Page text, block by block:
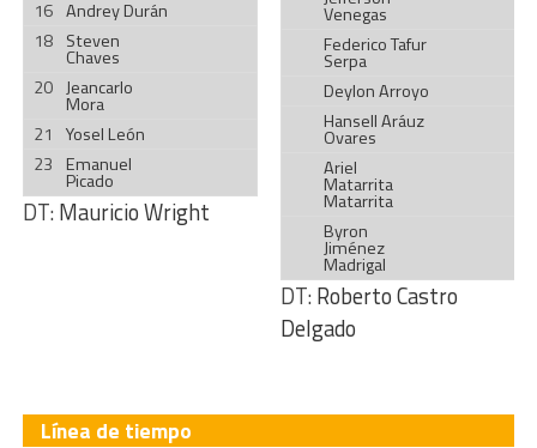
16 Andrey Durán
18 Steven
Chaves
20 Jeancarlo
Mora
21 Yosel León
23 Emanuel
Picado
DT:Mauricio Wright
Venegas
Federico Tafur
Serpa
Deylon Arroyo
Hansell Aráuz
Ovares
Ariel
Matarrita
Matarrita
Byron
Jiménez
Madrigal
DT:Roberto Castro
Delgado
Línea de tiempo